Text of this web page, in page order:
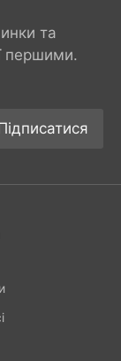
та
першими.